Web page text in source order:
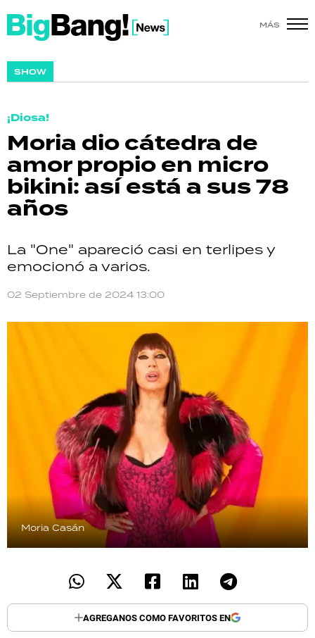
MÁS
SHOW
¡Diosa!
Moria dio cátedra de
amor propio en micro
bikini: así está a sus 78
años
La "One" apareció casi en terlipes y
emocionó a varios.
02 Septiembre de 2024 13:00
Moria Casán
AGREGANOS COMO FAVORITOS EN
SHOW
ACTUALIDAD
POLICIALES
ECONOMÍA
SALUD
DEPORTES
TECNOLOGÍA
PALABRAS
HORÓSCOPO
Seguinos